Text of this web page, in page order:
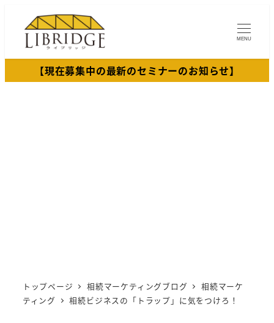
ン
MENU
【現在募集中の最新のセミナーのお知らせ】
トップページ 相続マーケティングブログ
相続マーケ
ティング
相続ビジネスの「トラップ」に気をつけろ！